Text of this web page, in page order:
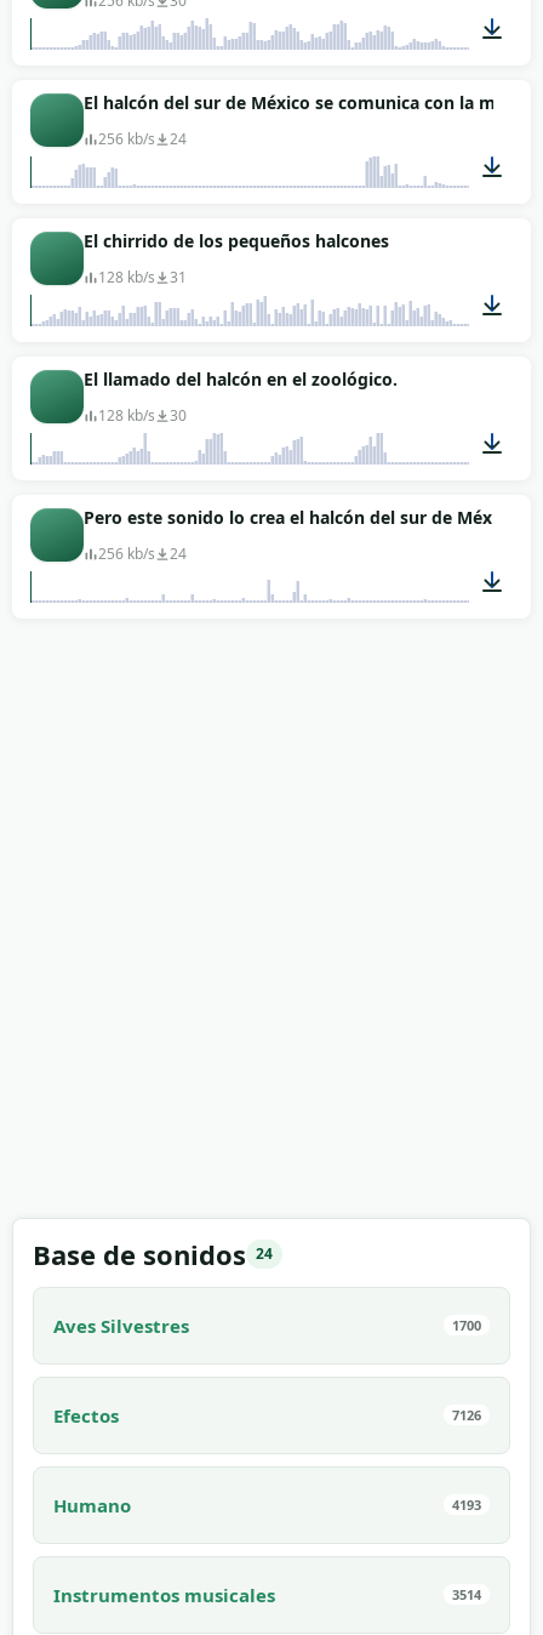
00:10
El halcón del sur de México se comunica con la misma
256 kb/s 24
El chirrido de los pequeños halcones
128 kb/s 31
El llamado del halcón en el zoológico.
128 kb/s 30
00:07
Pero este sonido lo crea el halcón del sur de México.
256 kb/s 24
Base de sonidos 24
Aves Silvestres 1700
Efectos 7126
Humano 4193
Instrumentos musicales 3514